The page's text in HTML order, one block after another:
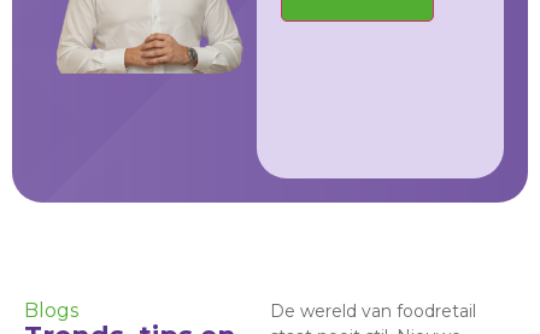
Blogs
De wereld van foodretail